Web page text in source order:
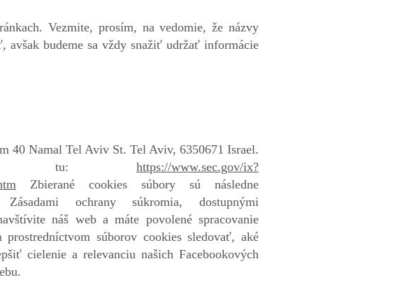
Vezmite, prosím, na vedomie, že názvy
avšak budeme sa vždy snažiť udržať informácie
40 Namal Tel Aviv St. Tel Aviv, 6350671 Israel.
tu: https://www.sec.gov/ix?
Zbierané cookies súbory sú následne
ochrany súkromia, dostupnými
náš web a máte povolené spracovanie
súborov cookies sledovať, aké
cielenie a relevanciu našich Facebookových